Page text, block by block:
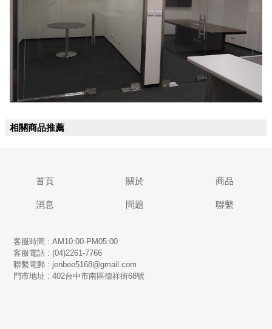
相關商品推薦
首頁 關於 商品
消息 問題 聯繫
客服時間 : AM10:00-PM05:00
客服電話 : (04)2261-7766
​聯繫電郵 : jenbee5168@gmail.com
門市地址 : 402台中市南區德祥街68號